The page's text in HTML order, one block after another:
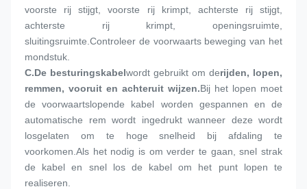
voorste rij stijgt, voorste rij krimpt, achterste rij stijgt,
achterste rij krimpt, openingsruimte,
sluitingsruimte.Controleer de voorwaarts beweging van het
mondstuk.
C.De besturingskabelwordt gebruikt om derijden, lopen,
remmen, vooruit en achteruit wijzen.Bij het lopen moet
de voorwaartslopende kabel worden gespannen en de
automatische rem wordt ingedrukt wanneer deze wordt
losgelaten om te hoge snelheid bij afdaling te
voorkomen.Als het nodig is om verder te gaan, snel strak
de kabel en snel los de kabel om het punt lopen te
realiseren.